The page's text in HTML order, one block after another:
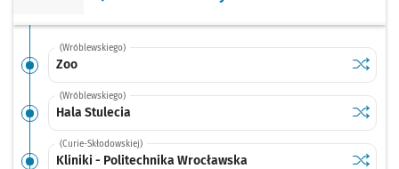
(Wróblewskiego)
Zoo
(Wróblewskiego)
Hala Stulecia
(Curie-Skłodowskiej)
Kliniki - Politechnika Wrocławska